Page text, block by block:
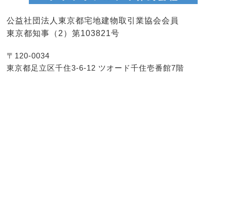
公益社団法人東京都宅地建物取引業協会会員
東京都知事（2）第103821号
〒120-0034
東京都足立区千住3-6-12 ツオード千住壱番館7階